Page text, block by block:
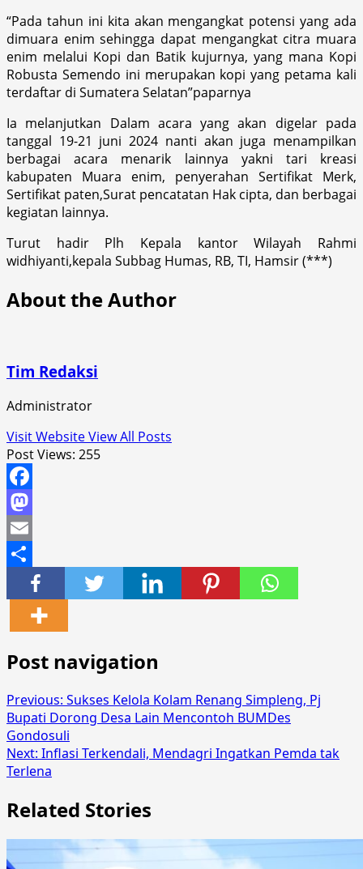
“Pada tahun ini kita akan mengangkat potensi yang ada
dimuara enim sehingga dapat mengangkat citra muara
enim melalui Kopi dan Batik kujurnya, yang mana Kopi
Robusta Semendo ini merupakan kopi yang petama kali
terdaftar di Sumatera Selatan”paparnya
Ia melanjutkan Dalam acara yang akan digelar pada
tanggal 19-21 juni 2024 nanti akan juga menampilkan
berbagai acara menarik lainnya yakni tari kreasi
kabupaten Muara enim, penyerahan Sertifikat Merk,
Sertifikat paten,Surat pencatatan Hak cipta, dan berbagai
kegiatan lainnya.
Turut hadir Plh Kepala kantor Wilayah Rahmi
widhiyanti,kepala Subbag Humas, RB, TI, Hamsir (***)
About the Author
Tim Redaksi
Administrator
Visit WebsiteView All Posts
Post Views: 255
Facebook
Mastodon
Email
Share
Post navigation
Previous: Sukses Kelola Kolam Renang Simpleng, Pj
Bupati Dorong Desa Lain Mencontoh BUMDes
Gondosuli
Next: Inflasi Terkendali, Mendagri Ingatkan Pemda tak
Terlena
Related Stories